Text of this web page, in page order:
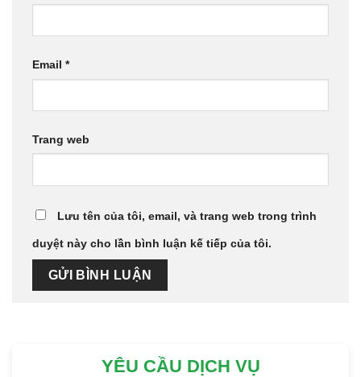
Email *
Trang web
Lưu tên của tôi, email, và trang web trong trình
duyệt này cho lần bình luận kế tiếp của tôi.
YÊU CẦU DỊCH VỤ